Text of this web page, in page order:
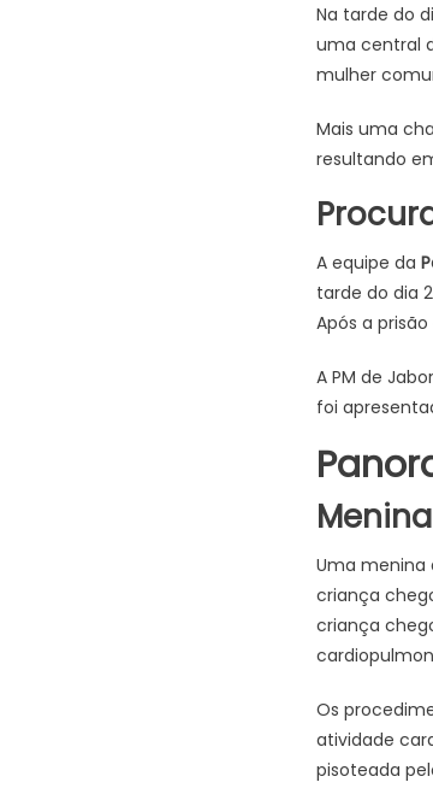
Na tarde do
uma central
mulher
Mais uma
resultando
A equipe da
tarde do dia
Após a
A PM de
foi
Uma menina
criança
criança
Os
atividade
pisoteada